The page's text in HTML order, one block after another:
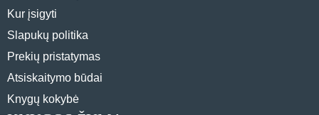
Kur įsigyti
Slapukų politika
Prekių pristatymas
Atsiskaitymo būdai
Knygų kokybė